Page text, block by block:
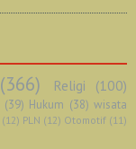
(366) Religi
(100)
(39) Hukum (38) wisata
(12) PLN (12) Otomotif (11)